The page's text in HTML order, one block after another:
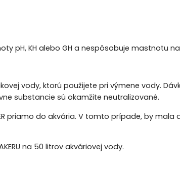
pH, KH alebo GH a nespôsobuje mastnotu
vody, ktorú použijete pri výmene vody.
substancie sú okamžite neutralizované.
priamo do akvária. V tomto prípade, by
na 50 litrov akváriovej vody.